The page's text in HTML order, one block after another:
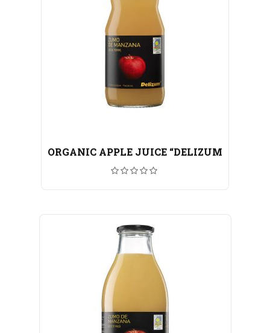
ORGANIC APPLE JUICE “DELIZUM